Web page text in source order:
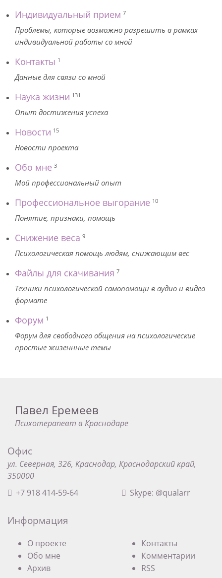
Индивидуальный прием 7
Проблемы, которые возможно разрешить в рамках
индивидуальной работы со мной
Контакты 1
Данные для связи со мной
Наука жизни 131
Опыт достижения успеха
Новости 15
Новости проекта
Обо мне 3
Мой профессиональный опыт
Профессиональное выгорание 10
Понятие, признаки, помощь
Снижение веса 9
Психологическая помощь людям, снижающим вес
Файлы для скачивания 7
Техники психологической самопомощи в аудио и видео
формате
Форум 1
Форум для свободного общения на психологические
простые жизеннные темы
Павел Еремеев
Психотерапевт в Краснодаре
Офис
ул. Северная, 326, Краснодар, Краснодарский край,
350000
+7 918 414-59-64
Skype: @qualarr
Информация
О проекте
Обо мне
Архив
Контакты
Комментарии
RSS